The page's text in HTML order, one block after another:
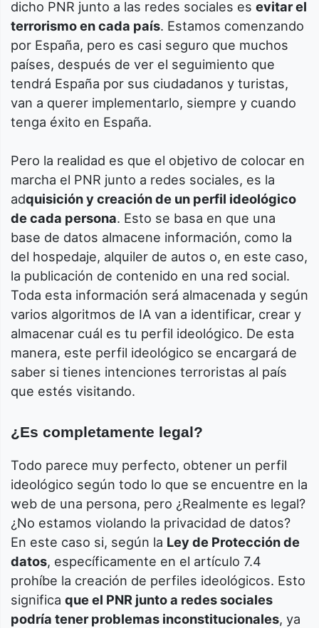
dicho PNR junto a las redes sociales es evitar el
terrorismo en cada país. Estamos comenzando
por España, pero es casi seguro que muchos
países, después de ver el seguimiento que
tendrá España por sus ciudadanos y turistas,
van a querer implementarlo, siempre y cuando
tenga éxito en España.
Pero la realidad es que el objetivo de colocar en
marcha el PNR junto a redes sociales, es la
adquisición y creación de un perfil ideológico
de cada persona. Esto se basa en que una
base de datos almacene información, como la
del hospedaje, alquiler de autos o, en este caso,
la publicación de contenido en una red social.
Toda esta información será almacenada y según
varios algoritmos de IA van a identificar, crear y
almacenar cuál es tu perfil ideológico. De esta
manera, este perfil ideológico se encargará de
saber si tienes intenciones terroristas al país
que estés visitando.
¿Es completamente legal?
Todo parece muy perfecto, obtener un perfil
ideológico según todo lo que se encuentre en la
web de una persona, pero ¿Realmente es legal?
¿No estamos violando la privacidad de datos?
En este caso si, según la Ley de Protección de
datos, específicamente en el artículo 7.4
prohíbe la creación de perfiles ideológicos. Esto
significa que el PNR junto a redes sociales
podría tener problemas inconstitucionales, ya